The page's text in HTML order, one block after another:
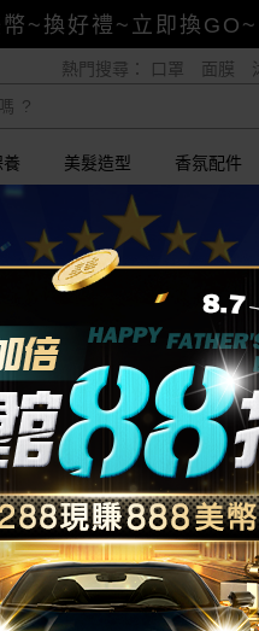
幣~換好禮~立即換GO~
支付~美幣+全點折上
全館88折爸氣加倍！
熱門搜尋： 口罩 面膜
美髮造型 香氛配件